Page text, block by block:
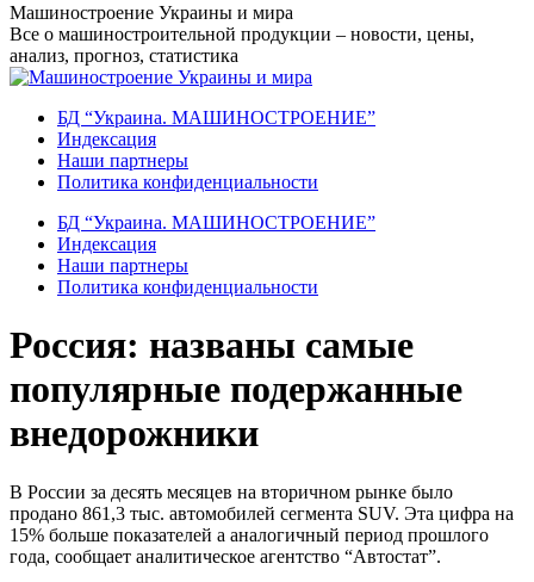
Перейти
к
содержанию
Машиностроение Украины и мира
Все о машиностроительной продукции – новости, цены,
анализ, прогноз, статистика
БД “Украина. МАШИНОСТРОЕНИЕ”
Индекcация
Наши партнеры
Политика конфиденциальности
БД “Украина. МАШИНОСТРОЕНИЕ”
Индекcация
Наши партнеры
Политика конфиденциальности
Россия: названы самые
популярные подержанные
внедорожники
В России за десять месяцев на вторичном рынке было
продано 861,3 тыс. автомобилей сегмента SUV. Эта цифра на
15% больше показателей а аналогичный период прошлого
года, сообщает аналитическое агентство “Автостат”.